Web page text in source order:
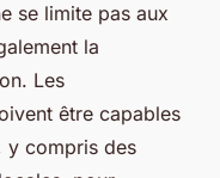
se limite pas aux
la
Les
être capables
y compris des